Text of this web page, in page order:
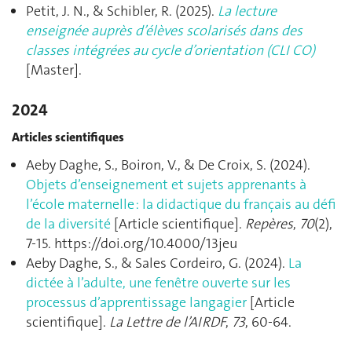
Petit, J. N., & Schibler, R. (2025). La lecture
enseignée auprès d’élèves scolarisés dans des
classes intégrées au cycle d’orientation (CLI CO)
[Master].
2024
Articles scientifiques
Aeby Daghe, S., Boiron, V., & De Croix, S. (2024).
Objets d’enseignement et sujets apprenants à
l’école maternelle : la didactique du français au défi
de la diversité [Article scientifique]. Repères, 70(2),
7‑15. https://doi.org/10.4000/13jeu
Aeby Daghe, S., & Sales Cordeiro, G. (2024). La
dictée à l’adulte, une fenêtre ouverte sur les
processus d’apprentissage langagier [Article
scientifique]. La Lettre de l’AIRDF, 73, 60‑64.